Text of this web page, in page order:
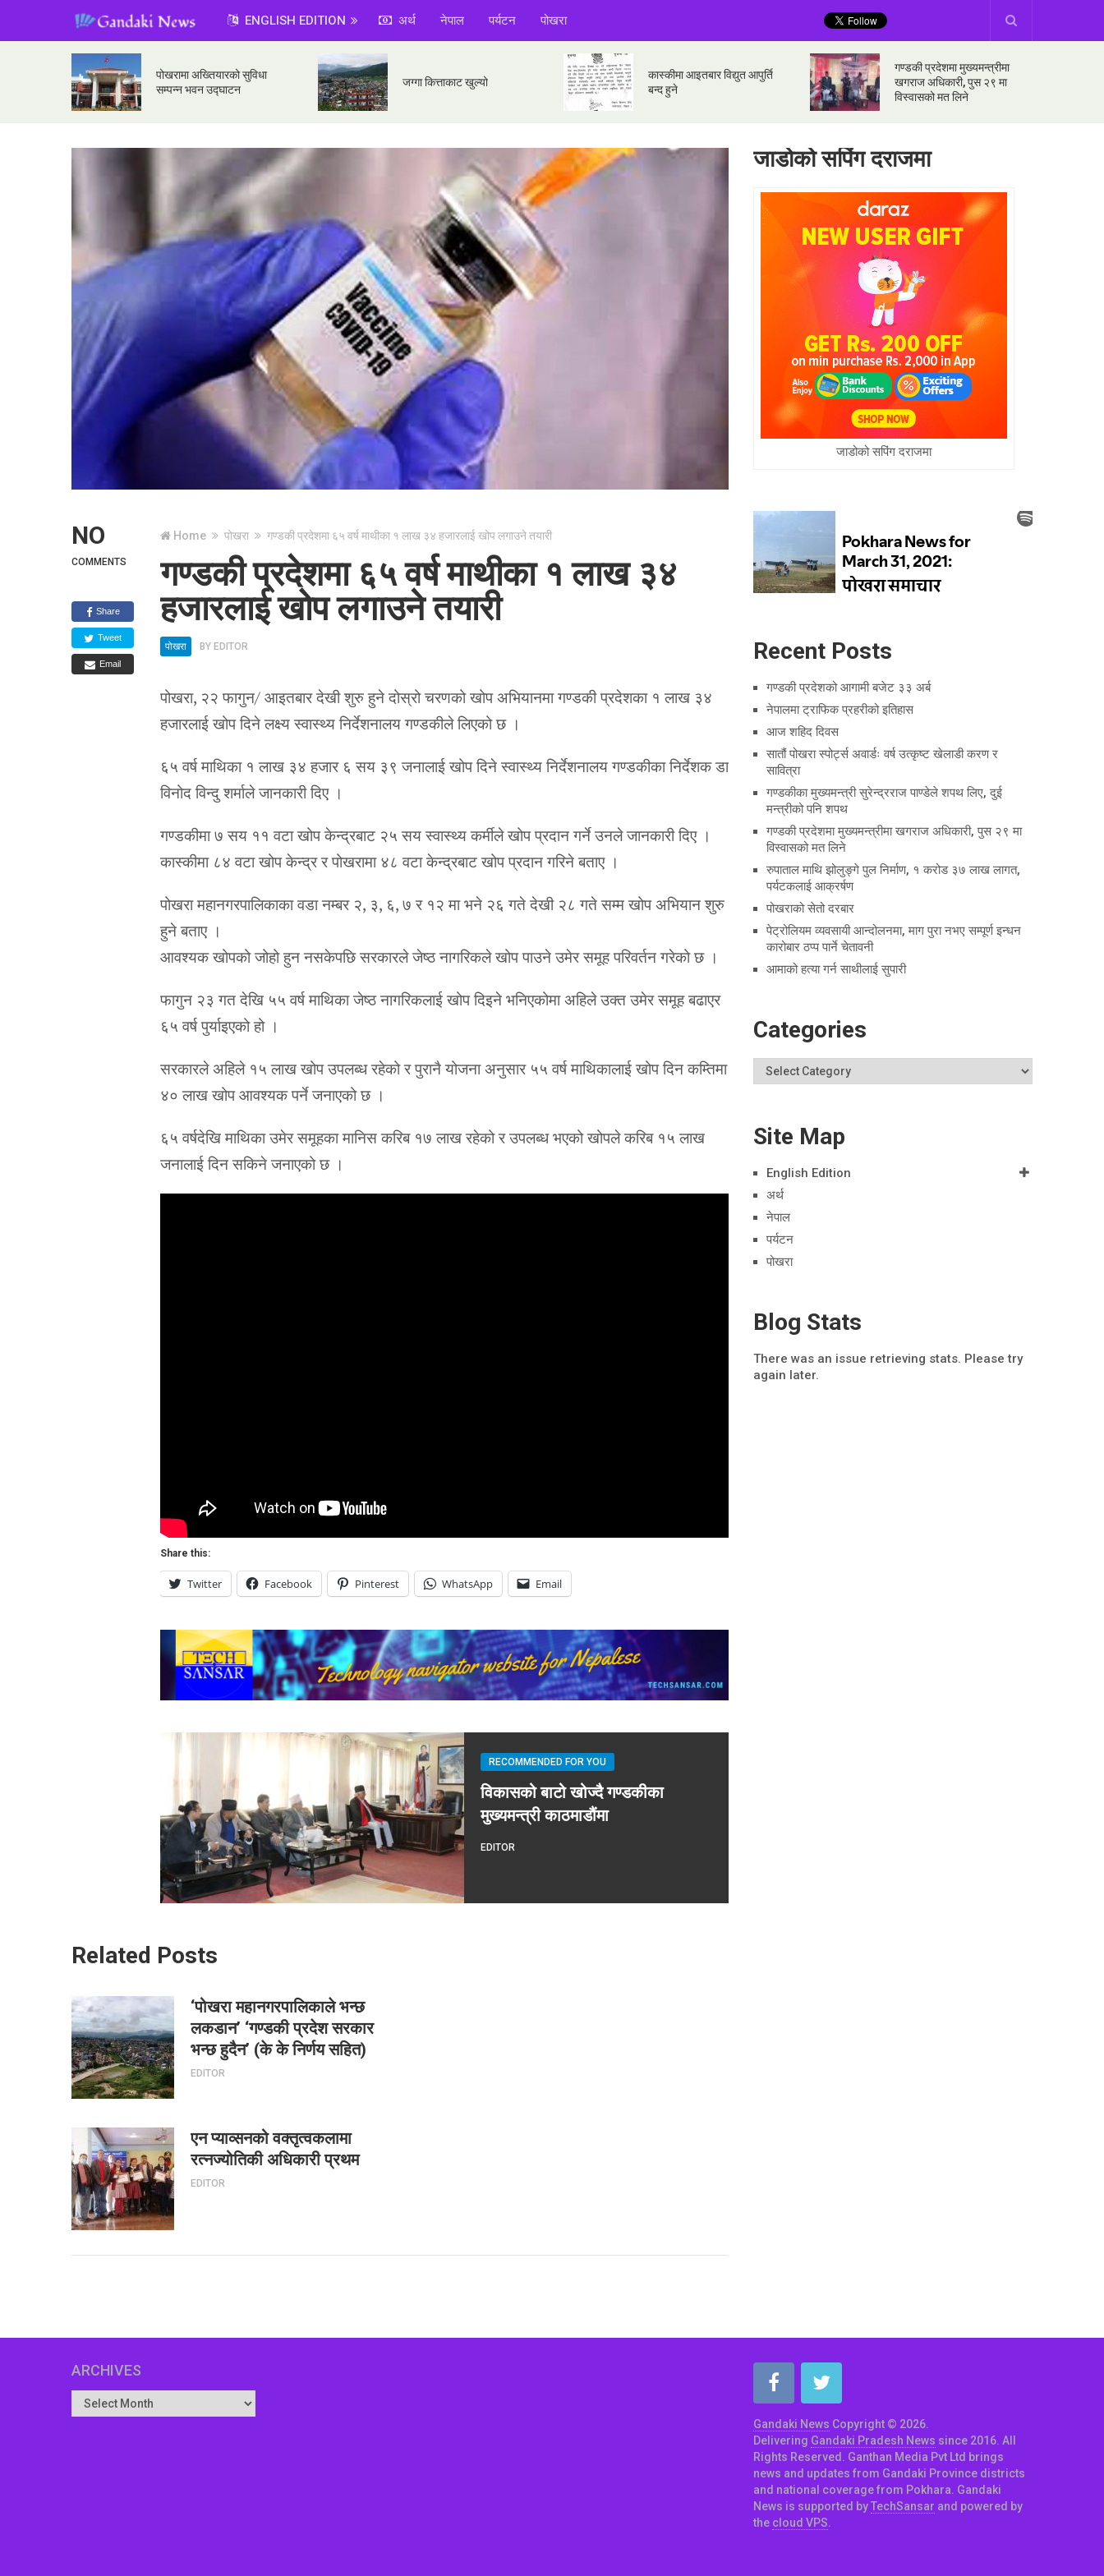
ENGLISH EDITION अर्थ नेपाल पर्यटन पोखरा
पोखरामा अख्तियारको सुविधा
सम्पन्न भवन उद्घाटन
जग्गा कित्ताकाट खुल्यो
कास्कीमा आइतबार विद्युत आपुर्ति
बन्द हुने
गण्डकी प्रदेशमा मुख्यमन्त्रीमा
खगराज अधिकारी, पुस २९ मा
विस्वासको मत लिने
NO
COMMENTS
Share
Tweet
Email
Home पोखरा गण्डकी प्रदेशमा ६५ वर्ष माथीका १ लाख ३४ हजारलाई खोप लगाउने तयारी
गण्डकी प्रदेशमा ६५ वर्ष माथीका १ लाख ३४
हजारलाई खोप लगाउने तयारी
पोखरा BY EDITOR
पोखरा, २२ फागुन/ आइतबार देखी शुरु हुने दोस्रो चरणको खोप अभियानमा गण्डकी प्रदेशका १ लाख ३४
हजारलाई खोप दिने लक्ष्य स्वास्थ्य निर्देशनालय गण्डकीले लिएको छ ।
६५ वर्ष माथिका १ लाख ३४ हजार ६ सय ३९ जनालाई खोप दिने स्वास्थ्य निर्देशनालय गण्डकीका निर्देशक डा
विनोद विन्दु शर्माले जानकारी दिए ।
गण्डकीमा ७ सय ११ वटा खोप केन्द्रबाट २५ सय स्वास्थ्य कर्मीले खोप प्रदान गर्ने उनले जानकारी दिए ।
कास्कीमा ८४ वटा खोप केन्द्र र पोखरामा ४८ वटा केन्द्रबाट खोप प्रदान गरिने बताए ।
पोखरा महानगरपालिकाका वडा नम्बर २, ३, ६, ७ र १२ मा भने २६ गते देखी २८ गते सम्म खोप अभियान शुरु
हुने बताए ।
आवश्यक खोपको जोहो हुन नसकेपछि सरकारले जेष्ठ नागरिकले खोप पाउने उमेर समूह परिवर्तन गरेको छ ।
फागुन २३ गत देखि ५५ वर्ष माथिका जेष्ठ नागरिकलाई खोप दिइने भनिएकोमा अहिले उक्त उमेर समूह बढाएर
६५ वर्ष पुर्याइएको हो ।
सरकारले अहिले १५ लाख खोप उपलब्ध रहेको र पुरानै योजना अनुसार ५५ वर्ष माथिकालाई खोप दिन कम्तिमा
४० लाख खोप आवश्यक पर्ने जनाएको छ ।
६५ वर्षदेखि माथिका उमेर समूहका मानिस करिब १७ लाख रहेको र उपलब्ध भएको खोपले करिब १५ लाख
जनालाई दिन सकिने जनाएको छ ।
Share this:
Twitter Facebook Pinterest WhatsApp Email
RECOMMENDED FOR YOU
विकासको बाटो खोज्दै गण्डकीका
मुख्यमन्त्री काठमाडौंमा
EDITOR
Related Posts
‘पोखरा महानगरपालिकाले भन्छ
लकडान’ ‘गण्डकी प्रदेश सरकार
भन्छ हुदैन’ (के के निर्णय सहित)
EDITOR
एन प्याव्सनको वक्तृत्वकलामा
रत्नज्योतिकी अधिकारी प्रथम
EDITOR
जाडोको सपिंग दराजमा
जाडोको सपिंग दराजमा
Recent Posts
गण्डकी प्रदेशको आगामी बजेट ३३ अर्ब
नेपालमा ट्राफिक प्रहरीको इतिहास
आज शहिद दिवस
सातौं पोखरा स्पोर्ट्स अवार्डः वर्ष उत्कृष्ट खेलाडी करण र
सावित्रा
गण्डकीका मुख्यमन्त्री सुरेन्द्रराज पाण्डेले शपथ लिए, दुई
मन्त्रीको पनि शपथ
गण्डकी प्रदेशमा मुख्यमन्त्रीमा खगराज अधिकारी, पुस २९ मा
विस्वासको मत लिने
रुपाताल माथि झोलुङ्गे पुल निर्माण, १ करोड ३७ लाख लागत,
पर्यटकलाई आक्रर्षण
पोखराको सेतो दरबार
पेट्रोलियम व्यवसायी आन्दोलनमा, माग पुरा नभए सम्पूर्ण इन्धन
कारोबार ठप्प पार्ने चेतावनी
आमाको हत्या गर्न साथीलाई सुपारी
Categories
Site Map
English Edition
अर्थ
नेपाल
पर्यटन
पोखरा
Blog Stats
There was an issue retrieving stats. Please try
again later.
ARCHIVES
Gandaki News Copyright © 2026.
Delivering Gandaki Pradesh News since 2016. All
Rights Reserved. Ganthan Media Pvt Ltd brings
news and updates from Gandaki Province districts
and national coverage from Pokhara. Gandaki
News is supported byTechSansar and powered by
the cloud VPS.